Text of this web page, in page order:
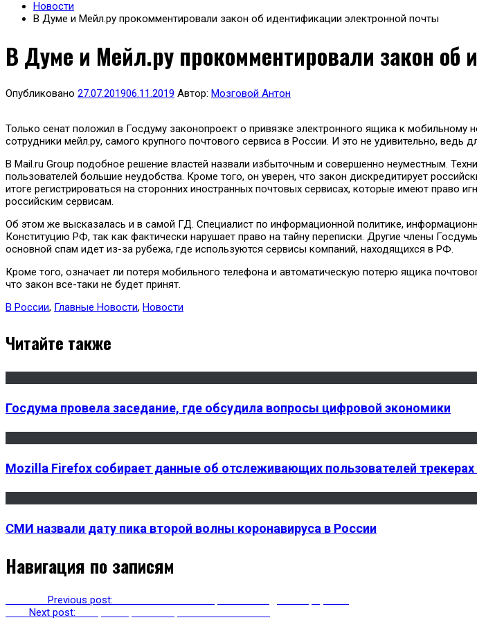
Новости
В Думе и Мейл.ру прокомментировали закон об идентификации электронной почты
В Думе и Мейл.ру прокомментировали закон
Опубликовано 27.07.201906.11.2019 Автор: Мозговой Антон
Только сенат положил в Госдуму законопроект о привязке электронного ящика к
сотрудники мейл.ру, самого крупного почтового сервиса в России. И это не удивительно,
В Mail.ru Group подобное решение властей назвали избыточным и совершенно неуместным.
пользователей большие неудобства. Кроме того, он уверен, что закон дискредитирует
итоге регистрироваться на сторонних иностранных почтовых сервисах, которые имеют право
российским сервисам.
Об этом же высказалась и в самой ГД. Специалист по информационной политике,
Конституцию РФ, так как фактически нарушает право на тайну переписки. Другие члены
основной спам идет из-за рубежа, где используются сервисы компаний, находящихся в РФ.
Кроме того, означает ли потеря мобильного телефона и автоматическую потерю ящика
что закон все-таки не будет принят.
В России, Главные Новости, Новости
Читайте также
Госдума провела заседание, где обсудила вопросы цифровой экономики
Mozilla Firefox собирает данные об отслеживающих пользователей
СМИ назвали дату пика второй волны коронавируса в России
Навигация по записям
Previous post:
Next post: